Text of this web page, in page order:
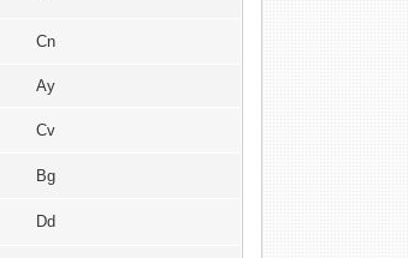
Cn
Ay
Cv
Bg
Dd